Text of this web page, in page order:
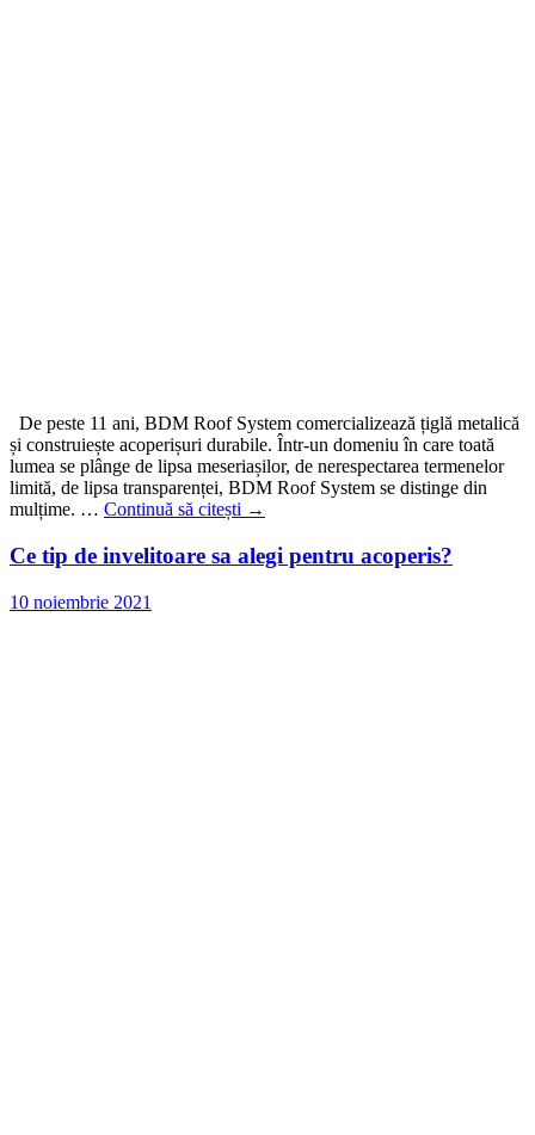
De peste 11 ani, BDM Roof System comercializează țiglă metalică
și construiește acoperișuri durabile. Într-un domeniu în care toată
lumea se plânge de lipsa meseriașilor, de nerespectarea termenelor
limită, de lipsa transparenței, BDM Roof System se distinge din
mulțime. … Continuă să citești →
Ce tip de invelitoare sa alegi pentru acoperis?
10 noiembrie 2021